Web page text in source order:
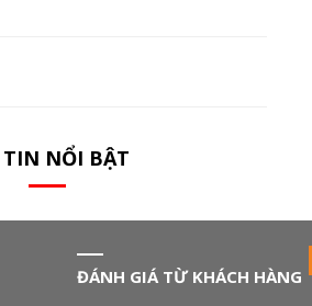
TIN NỔI BẬT
ĐÁNH GIÁ TỪ KHÁCH HÀNG